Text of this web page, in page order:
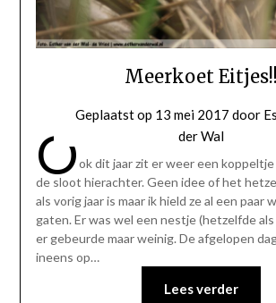
Meerkoet Eitjes!!
Geplaatst op 13 mei 2017 door
der Wal
Ook dit jaar zit er weer een
de sloot hierachter. Geen idee of het
als vorig jaar is maar ik hield ze al een paar
gaten. Er was wel een nestje (hetzelfde als
er gebeurde maar weinig. De afgelopen
ineens op…
Lees verder